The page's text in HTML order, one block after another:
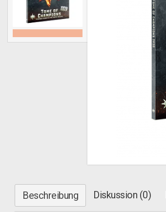
Beschreibung Diskussion (0)